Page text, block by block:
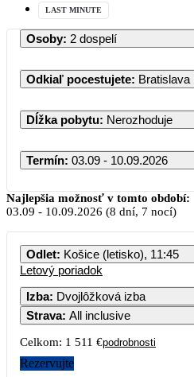
LAST MINUTE
Osoby: 2 dospelí
Odkiaľ pocestujete: Bratislava
Dĺžka pobytu: Nerozhoduje
Termín: 03.09 - 10.09.2026
Najlepšia možnosť v tomto období:
03.09 - 10.09.2026 (8 dní, 7 nocí)
Odlet: Košice (letisko), 11:45
Letový poriadok
Izba: Dvojlôžková izba
Strava: All inclusive
Celkom: 1 511 €podrobnosti
Rezervujte